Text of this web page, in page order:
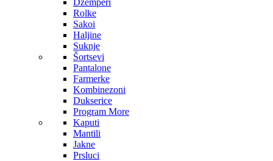
Džemperi
Rolke
Sakoi
Haljine
Suknje
Šortsevi
Pantalone
Farmerke
Kombinezoni
Dukserice
Program More
Kaputi
Mantili
Jakne
Prsluci